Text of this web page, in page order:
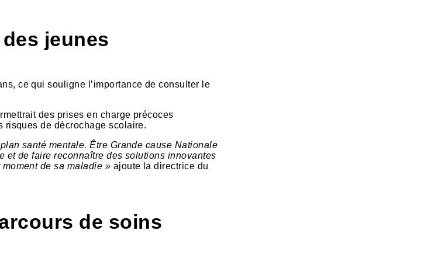
jeunes
ce qui souligne l’importance de consulter le
des prises en charge précoces
risques de décrochage scolaire.
santé mentale. Être Grande cause Nationale
et de faire reconnaître des solutions innovantes
de sa maladie » ajoute la directrice du
de soins